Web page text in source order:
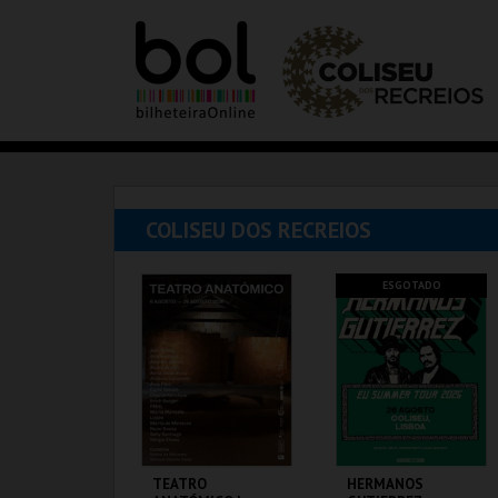
COLISEU DOS RECREIOS
TEATRO
ESGOTADO
HERMANOS